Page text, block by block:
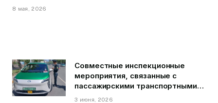
8 мая, 2026
Совместные инспекционные
мероприятия, связанные с
пассажирскими транспортными
средствами на территории
3 июня, 2026